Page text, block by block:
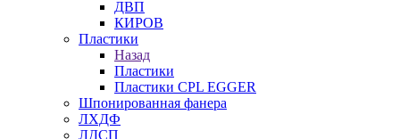
ДВП
КИРОВ
Пластики
Назад
Пластики
Пластики CPL EGGER
Шпонированная фанера
ЛХДФ
ЛДСП